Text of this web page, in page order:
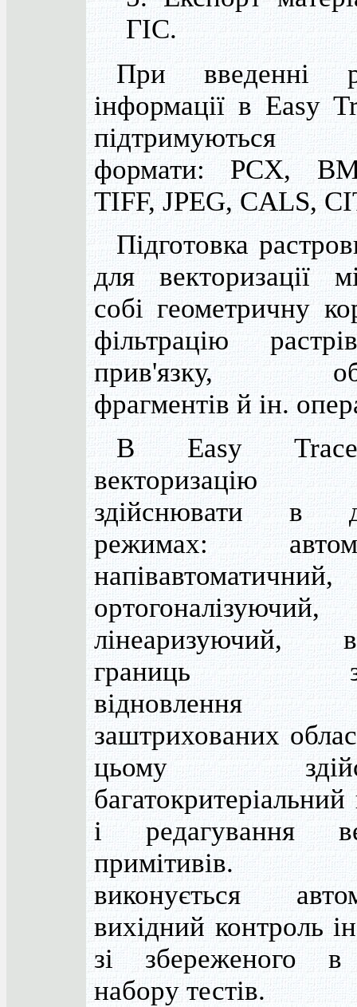
ГІС.
При введенні
інформації в Easy
підтримуються
формати: PCX,
TIFF, JPEG, CALS,
Підготовка
для векторизації
собі геометричну
фільтрацію
прив'язку,
фрагментів й ін.
В Easy
векторизацію
здійснювати в
режимах:
ортогоналізуючий,
лінеаризуючий,
границь
відновлення
заштрихованих
цьому
і редагування
примітивів.
виконується
вихідний контроль
зі збереженого в
набору тестів.